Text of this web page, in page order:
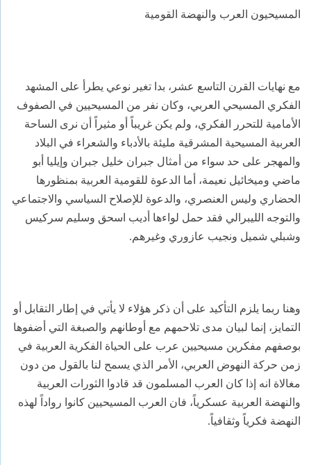
المسيحيون العرب والنهضة القومية
مع نهايات القرن التاسع عشر، بدا تغير نوعي يطرأ على المشهد
الفكري المسيحي العربي، وكان نفر من المسيحيين في الصفوف
الأمامية للتحرر الفكري، ولم يكن غريباً أو مثيراً أن نرى الساحة
العربية المسيحية المشرقية مليئة بالأدباء والشعراء في البلاد
والمهجر على حد سواء من أمثال جبران خليل جبران وإيليا أبو
ماضي وميخائيل نعيمة، أما الدعوة للقومية العربية بمنظورها
الحضاري وليس العنصري، والدعوة للإصلاح السياسي والاجتماعي
والتوجه الليبرالي فقد حمل لواءها أديب اسحق وسليم سركيس
وشبلي شميل ونجيب عازوري وغيرهم.
وهنا ربما يلزم التأكيد على أن ذكر هؤلاء لا يأتي في إطار التقابل أو
التمايز، إنما لبيان مدى تلاحمهم مع أوطانهم والصبغة التي أضفوها
بوصفهم مفكرين مسيحيين عرب على الحياة الفكرية العربية في
زمن حركة النهوض العربي، الأمر الذي يسمح لنا بالقول من دون
مغالاة انه إذا كان العرب المسلمون قد قادوا الثورات العربية
والنهضة العربية عسكرياً، فان العرب المسيحيين كانوا رواداً لهذه
النهضة فكرياً وثقافياً.